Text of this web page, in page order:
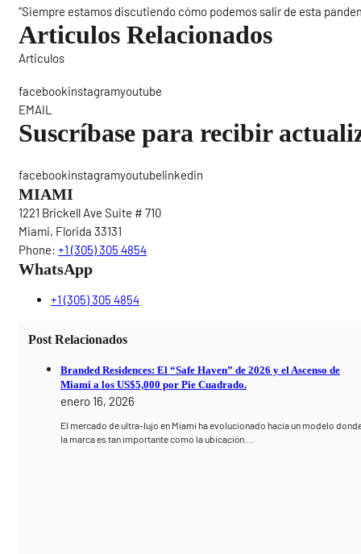
“Siempre estamos discutiendo cómo podemos salir de esta
Articulos Relacionados
Articulos
facebookinstagramyoutube
EMAIL
Suscríbase para recibir
facebookinstagramyoutubelinkedin
MIAMI
1221 Brickell Ave Suite # 710
Miami, Florida 33131
Phone: +1 (305) 305 4854
WhatsApp
+1 (305) 305 4854
Post Relacionados
Branded Residences: El “Safe Haven” de 2026 y el Ascenso de
Miami a los US$5,000 por Pie Cuadrado.
enero 16, 2026
El mercado de ultra-lujo en Miami ha evolucionado hacia un modelo
la marca es tan importante como la ubicación.…